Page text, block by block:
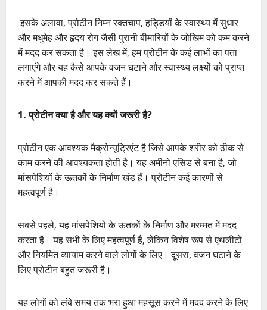
इसके अलावा, प्रोटीन निम्न रक्तचाप, हड्डियों के स्वास्थ्य में सुधार
और मधुमेह और हृदय रोग जैसी पुरानी बीमारियों के जोखिम को कम करने
में मदद कर सकता है। इस लेख में, हम प्रोटीन के कई लाभों का पता
लगाएंगे और यह कैसे आपके वजन घटाने और स्वास्थ्य लक्ष्यों को प्राप्त
करने में आपकी मदद कर सकते हैं।
1. प्रोटीन क्या है और यह क्यों जरूरी है?
प्रोटीन एक आवश्यक मैक्रोन्यूट्रिएंट है जिसे आपके शरीर को ठीक से
काम करने की आवश्यकता होती है। यह अमीनो एसिड से बना है, जो
मांसपेशियों के ऊतकों के निर्माण खंड हैं। प्रोटीन कई कारणों से
महत्वपूर्ण है।
सबसे पहले, यह मांसपेशियों के ऊतकों के निर्माण और मरम्मत में मदद
करता है। यह सभी के लिए महत्वपूर्ण है, लेकिन विशेष रूप से एथलीटों
और नियमित व्यायाम करने वाले लोगों के लिए। दूसरा, वजन घटाने के
लिए प्रोटीन बहुत जरूरी है।
यह लोगों को लंबे समय तक भरा हुआ महसूस करने में मदद करने के लिए